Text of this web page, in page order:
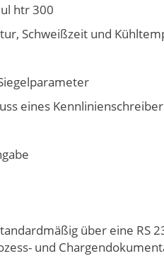
htr 300
Schweißzeit und
eines
über eine
und